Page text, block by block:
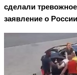
сделали тревожное
заявление о России